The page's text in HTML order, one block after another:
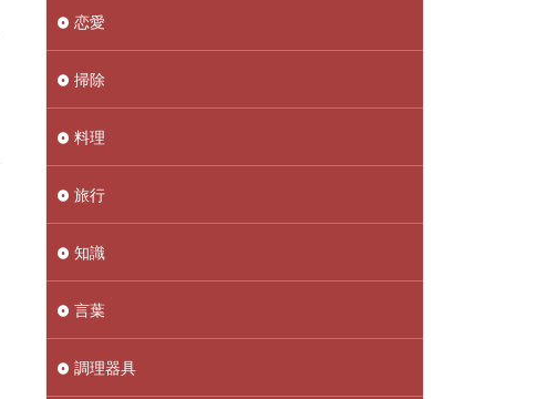
恋愛
掃除
料理
旅行
知識
言葉
調理器具